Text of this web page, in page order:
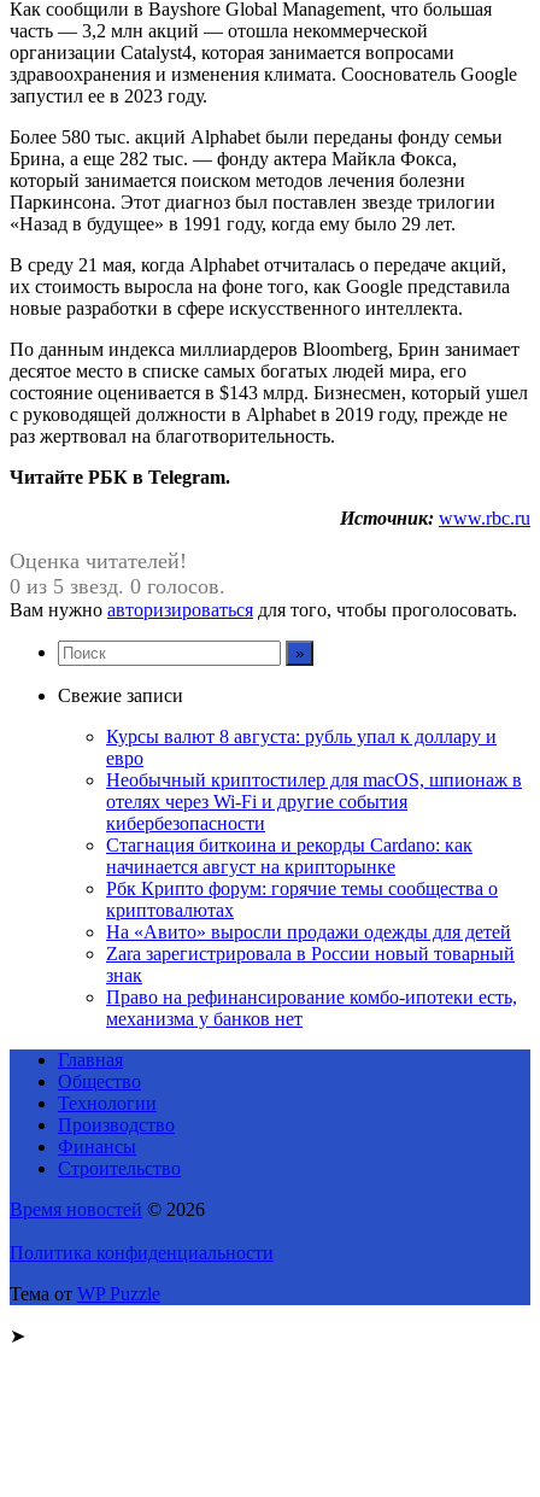
Как сообщили в Bayshore Global Management, что большая
часть — 3,2 млн акций — отошла некоммерческой
организации Catalyst4, которая занимается вопросами
здравоохранения и изменения климата. Сооснователь Google
запустил ее в 2023 году.
Более 580 тыс. акций Alphabet были переданы фонду семьи
Брина, а еще 282 тыс. — фонду актера Майкла Фокса,
который занимается поиском методов лечения болезни
Паркинсона. Этот диагноз был поставлен звезде трилогии
«Назад в будущее» в 1991 году, когда ему было 29 лет.
В среду 21 мая, когда Alphabet отчиталась о передаче акций,
их стоимость выросла на фоне того, как Google представила
новые разработки в сфере искусственного интеллекта.
По данным индекса миллиардеров Bloomberg, Брин занимает
десятое место в списке самых богатых людей мира, его
состояние оценивается в $143 млрд. Бизнесмен, который ушел
с руководящей должности в Alphabet в 2019 году, прежде не
раз жертвовал на благотворительность.
Читайте РБК в Telegram.
Источник: www.rbc.ru
Оценка читателей!
0 из 5 звезд. 0 голосов.
Вам нужно авторизироваться для того, чтобы проголосовать.
Свежие записи
Курсы валют 8 августа: рубль упал к доллару и
евро
Необычный криптостилер для macOS, шпионаж в
отелях через Wi-Fi и другие события
кибербезопасности
Стагнация биткоина и рекорды Cardano: как
начинается август на крипторынке
Рбк Крипто форум: горячие темы сообщества о
криптовалютах
На «Авито» выросли продажи одежды для детей
Zara зарегистрировала в России новый товарный
знак
Право на рефинансирование комбо-ипотеки есть,
механизма у банков нет
Главная
Общество
Технологии
Производство
Финансы
Строительство
Время новостей © 2026
Политика конфиденциальности
Тема от WP Puzzle
➤